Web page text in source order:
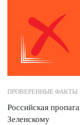
ПРОВЕРЕННЫЕ ФАКТЫ
Российская
Зеленскому